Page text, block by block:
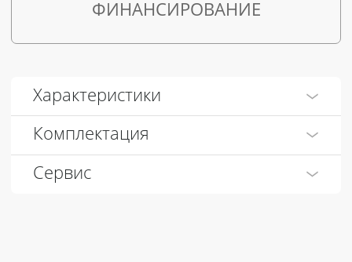
ФИНАНСИРОВАНИЕ
Характеристики
Комплектация
Сервис